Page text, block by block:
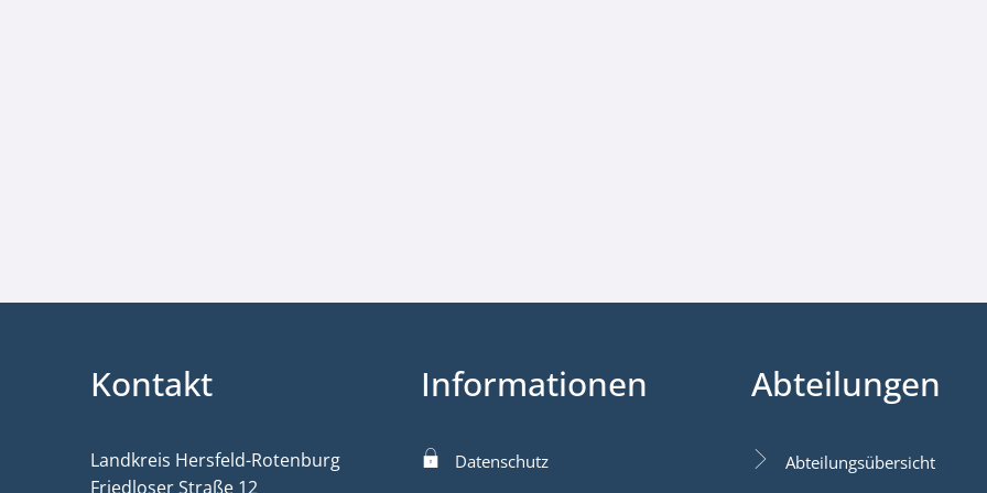
Kontakt
Landkreis Hersfeld-Rotenburg
Friedloser Straße 12
Informationen
Datenschutz
Abteilungen
Abteilungsübersicht